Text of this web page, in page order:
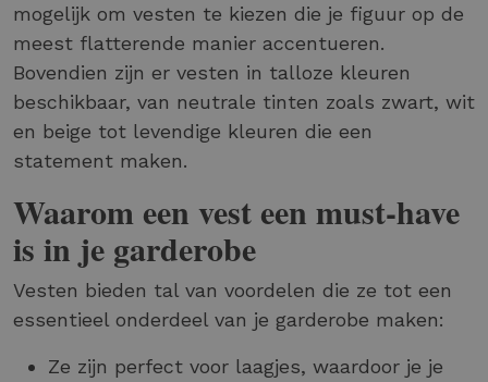
mogelijk om vesten te kiezen die je figuur op de
meest flatterende manier accentueren.
Bovendien zijn er vesten in talloze kleuren
beschikbaar, van neutrale tinten zoals zwart, wit
en beige tot levendige kleuren die een
statement maken.
Waarom een vest een must-have
is in je garderobe
Vesten bieden tal van voordelen die ze tot een
essentieel onderdeel van je garderobe maken:
Ze zijn perfect voor laagjes, waardoor je je